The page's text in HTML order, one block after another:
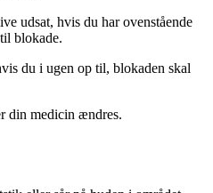
udsat, hvis du har ovenstående
blokade.
du i ugen op til, blokaden skal
din medicin ændres.